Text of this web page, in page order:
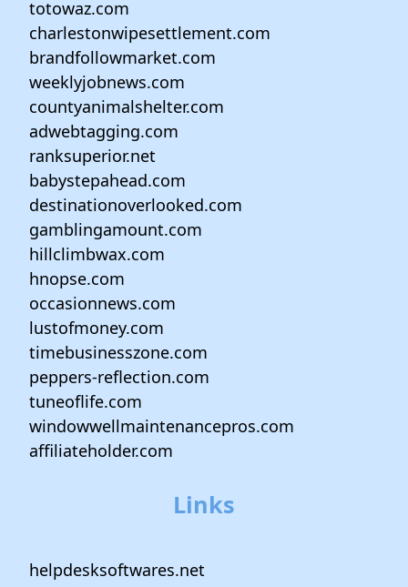
totowaz.com
charlestonwipesettlement.com
brandfollowmarket.com
weeklyjobnews.com
countyanimalshelter.com
adwebtagging.com
ranksuperior.net
babystepahead.com
destinationoverlooked.com
gamblingamount.com
hillclimbwax.com
hnopse.com
occasionnews.com
lustofmoney.com
timebusinesszone.com
peppers-reflection.com
tuneoflife.com
windowwellmaintenancepros.com
affiliateholder.com
Links
helpdesksoftwares.net